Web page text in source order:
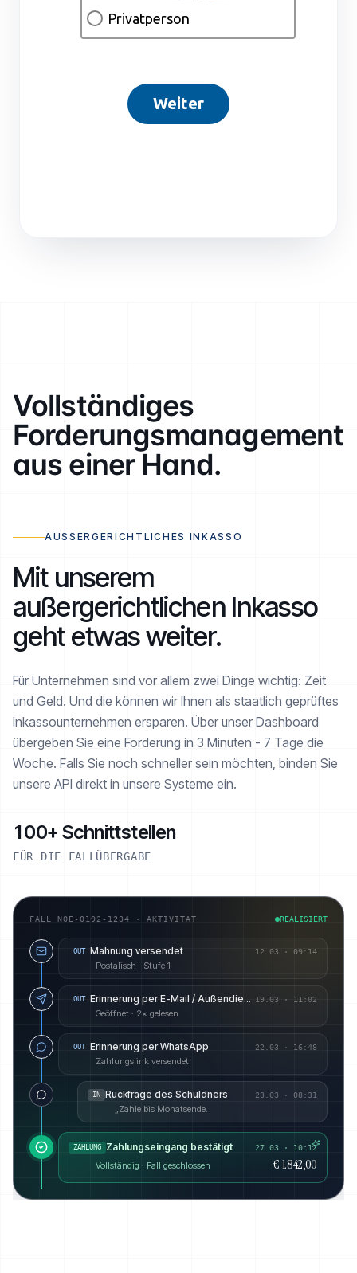
Vollständiges
Forderungs­management
aus einer Hand.
AUSSERGERICHTLICHES INKASSO
Mit unserem
außergerichtlichen Inkasso
geht etwas weiter.
Für Unternehmen sind vor allem zwei Dinge wichtig: Zeit
und Geld. Und die können wir Ihnen als staatlich geprüftes
Inkasso­unternehmen ersparen. Über unser Dashboard
übergeben Sie eine Forderung in 3 Minuten - 7 Tage die
Woche. Falls Sie noch schneller sein möchten, binden Sie
unsere API direkt in unsere Systeme ein.
100+ Schnittstellen
FÜR DIE FALLÜBERGABE
FALL NOE-0192-1234 · AKTIVITÄT REALISIERT
OUT Mahnung versendet 12.03 · 09:14
Postalisch · Stufe 1
OUT Erinnerung per E-Mail / Außendienst angekündigt 19.03 · 11:02
Geöffnet · 2× gelesen
OUT Erinnerung per WhatsApp 22.03 · 16:48
Zahlungslink versendet
IN Rückfrage des Schuldners 23.03 · 08:31
„Zahle bis Monatsende.
ZAHLUNG Zahlungseingang bestätigt 27.03 · 10:12
Vollständig · Fall geschlossen € 1.842,00